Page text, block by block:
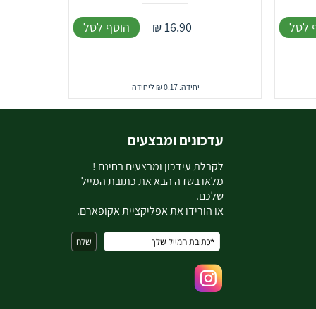
לסל 16.90
₪ הוסף לסל
יחידה: 0.17 ₪ ליחידה
עדכונים ומבצעים
לקבלת עידכון ומבצעים בחינם !
מלאו בשדה הבא את כתובת המייל
שלכם.
או הורידו את אפליקציית אקופארם.